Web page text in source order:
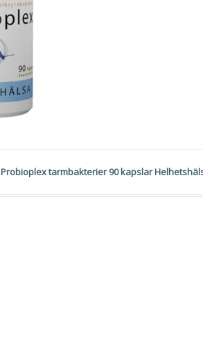
Probioplex tarmbakterier 90 kapslar